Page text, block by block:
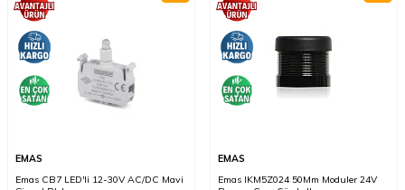
EMAS
Emas CB7 LED'li 12-30V AC/DC Mavi
EMAS
Emas IKM5Z024 50Mm Moduler 24V